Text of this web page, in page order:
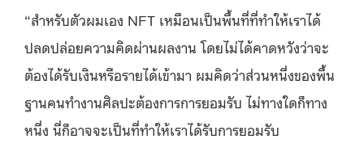
“สำหรับตัวผมเอง NFT เหมือนเป็นพื้นที่ที่ทำให้เราได้
ปลดปล่อยความคิดผ่านผลงาน โดยไม่ได้คาดหวังว่าจะ
ต้องได้รับเงินหรือรายได้เข้ามา ผมคิดว่าส่วนหนึ่งของพื้น
ฐานคนทำงานศิลปะต้องการการยอมรับ ไม่ทางใดก็ทาง
หนึ่ง นี่ก็อาจจะเป็นที่ทำให้เราได้รับการยอมรับ